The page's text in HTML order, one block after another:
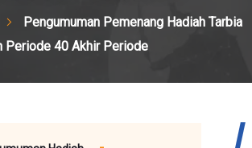
Pengumuman Pemenang Hadiah Tarbia
Periode 40 Akhir Periode